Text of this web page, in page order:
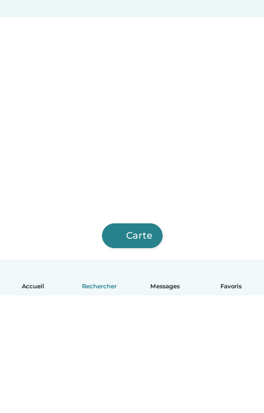
Accueil Rechercher Messages Favoris
Carte